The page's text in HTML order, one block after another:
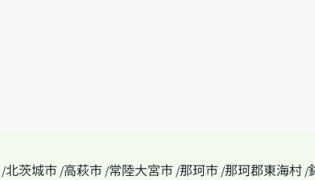
/北茨城市 /高萩市 /常陸大宮市 /那珂市 /那珂郡東海村 /